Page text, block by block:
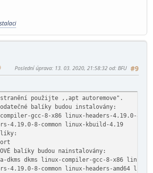
#9
Poslední úprava: 13. 03. 2020, 21:58:32 od: BFU
použijte ,,apt autoremove".
balíky budou instalovány:
gcc-8-x86 linux-headers-4.19.0-8-
4.19.0-8-common linux-kbuild-4.19
balíky budou nainstalovány:
dkms dkms linux-compiler-gcc-8-x86 linux-
4.19.0-8-common linux-headers-amd64